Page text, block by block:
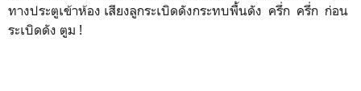
ทางประตูเข้าห้อง เสียงลูกระเบิดดังกระทบพื้นดัง ครึ่ก ครึ่ก ก่อน
ระเบิดดัง ตูม !